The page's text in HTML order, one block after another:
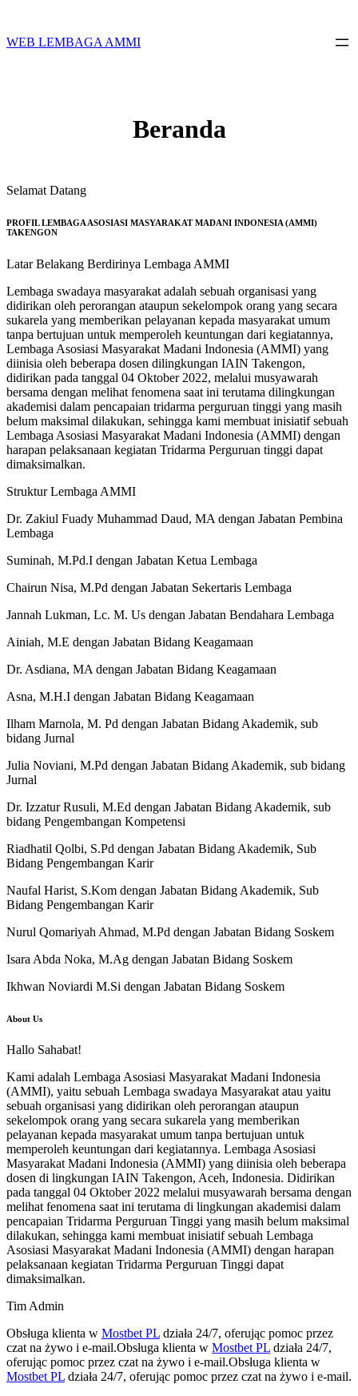
content
WEB LEMBAGA AMMI
Beranda
Selamat Datang
PROFIL LEMBAGA ASOSIASI MASYARAKAT MADANI INDONESIA (AMMI)
TAKENGON
Latar Belakang Berdirinya Lembaga AMMI
Lembaga swadaya masyarakat adalah sebuah organisasi yang
didirikan oleh perorangan ataupun sekelompok orang yang secara
sukarela yang memberikan pelayanan kepada masyarakat umum
tanpa bertujuan untuk memperoleh keuntungan dari kegiatannya,
Lembaga Asosiasi Masyarakat Madani Indonesia (AMMI) yang
diinisia oleh beberapa dosen dilingkungan IAIN Takengon,
didirikan pada tanggal 04 Oktober 2022, melalui musyawarah
bersama dengan melihat fenomena saat ini terutama dilingkungan
akademisi dalam pencapaian tridarma perguruan tinggi yang masih
belum maksimal dilakukan, sehingga kami membuat inisiatif sebuah
Lembaga Asosiasi Masyarakat Madani Indonesia (AMMI) dengan
harapan pelaksanaan kegiatan Tridarma Perguruan tinggi dapat
dimaksimalkan.
Struktur Lembaga AMMI
Dr. Zakiul Fuady Muhammad Daud, MA dengan Jabatan Pembina
Lembaga
Suminah, M.Pd.I dengan Jabatan Ketua Lembaga
Chairun Nisa, M.Pd dengan Jabatan Sekertaris Lembaga
Jannah Lukman, Lc. M. Us dengan Jabatan Bendahara Lembaga
Ainiah, M.E dengan Jabatan Bidang Keagamaan
Dr. Asdiana, MA dengan Jabatan Bidang Keagamaan
Asna, M.H.I dengan Jabatan Bidang Keagamaan
Ilham Marnola, M. Pd dengan Jabatan Bidang Akademik, sub
bidang Jurnal
Julia Noviani, M.Pd dengan Jabatan Bidang Akademik, sub bidang
Jurnal
Dr. Izzatur Rusuli, M.Ed dengan Jabatan Bidang Akademik, sub
bidang Pengembangan Kompetensi
Riadhatil Qolbi, S.Pd dengan Jabatan Bidang Akademik, Sub
Bidang Pengembangan Karir
Naufal Harist, S.Kom dengan Jabatan Bidang Akademik, Sub
Bidang Pengembangan Karir
Nurul Qomariyah Ahmad, M.Pd dengan Jabatan Bidang Soskem
Isara Abda Noka, M.Ag dengan Jabatan Bidang Soskem
Ikhwan Noviardi M.Si dengan Jabatan Bidang Soskem
About Us
Hallo Sahabat!
Kami adalah Lembaga Asosiasi Masyarakat Madani Indonesia
(AMMI), yaitu sebuah Lembaga swadaya Masyarakat atau yaitu
sebuah organisasi yang didirikan oleh perorangan ataupun
sekelompok orang yang secara sukarela yang memberikan
pelayanan kepada masyarakat umum tanpa bertujuan untuk
memperoleh keuntungan dari kegiatannya. Lembaga Asosiasi
Masyarakat Madani Indonesia (AMMI) yang diinisia oleh beberapa
dosen di lingkungan IAIN Takengon, Aceh, Indonesia. Didirikan
pada tanggal 04 Oktober 2022 melalui musyawarah bersama dengan
melihat fenomena saat ini terutama di lingkungan akademisi dalam
pencapaian Tridarma Perguruan Tinggi yang masih belum maksimal
dilakukan, sehingga kami membuat inisiatif sebuah Lembaga
Asosiasi Masyarakat Madani Indonesia (AMMI) dengan harapan
pelaksanaan kegiatan Tridarma Perguruan Tinggi dapat
dimaksimalkan.
Tim Admin
Obsługa klienta w Mostbet PL działa 24/7, oferując pomoc przez
czat na żywo i e-mail.Obsługa klienta w Mostbet PL działa 24/7,
oferując pomoc przez czat na żywo i e-mail.Obsługa klienta w
Mostbet PL działa 24/7, oferując pomoc przez czat na żywo i e-mail.